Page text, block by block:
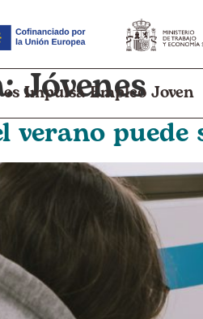
Impulsa Empleo Joven
Jóvenes
verano